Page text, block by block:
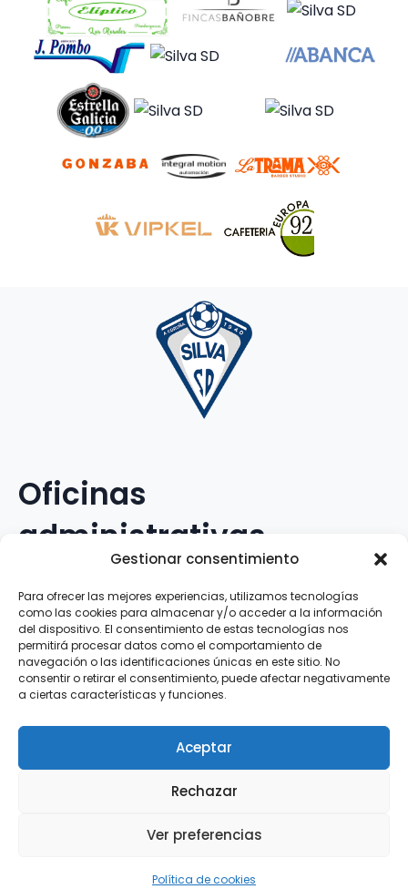
Gestionar consentimiento
Para ofrecer las mejores experiencias, utilizamos tecnologías
como las cookies para almacenar y/o acceder a la información
del dispositivo. El consentimiento de estas tecnologías nos
permitirá procesar datos como el comportamiento de
navegación o las identificaciones únicas en este sitio. No
consentir o retirar el consentimiento, puede afectar negativamente
a ciertas características y funciones.
Aceptar
Rechazar
Ver preferencias
Política de cookies
Oficinas
administrativas
Avenida Galileo Galilei, 12
15.008 · A Coruña · España
Teléfono:881.069.303
WhatsApp:616.897.466
Cookies
Silva SD · 2026 |InFouz